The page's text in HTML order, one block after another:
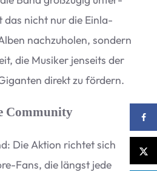
das nicht nur die Ein­la­
nach­zu­ho­len, son­dern
die Musi­ker jen­seits der
direkt zu fördern.
Community
Die Aktion rich­tet sich
Fans, die längst jede